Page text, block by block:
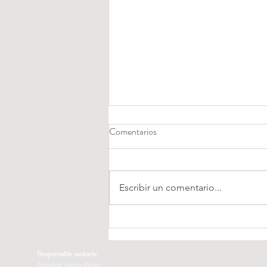
14 tips qué te ayudarán a prevenir
y a mejorar el acné
Comentarios
Escribir un comentario...
Responsable sanitario